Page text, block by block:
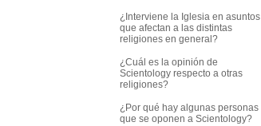
¿Interviene la Iglesia en asuntos
que afectan a las distintas
religiones en general?
¿Cuál es la opinión de
Scientology respecto a otras
religiones?
¿Por qué hay algunas personas
que se oponen a Scientology?